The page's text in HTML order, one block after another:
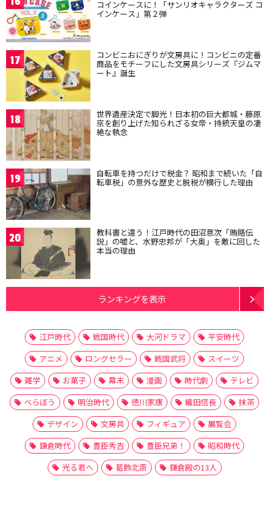
コインケースに！「サンリオキャラクターズ コ
インケース」第２弾
17 コンビニおにぎりが文房具に！コンビニの定番
商品をモチーフにした文房具シリーズ『ジムマ
ート』誕生
18 世界遺産決定で脚光！日本初の巨大都城・藤原
京を創り上げた知られざる女帝・持統天皇の凄
絶な執念
19 自転車を持つだけで税金？ 昭和まで続いた「自
転車税」の意外な歴史と脱税が横行した理由
20 教科書と違う！江戸時代の田沼意次「賄賂伝
説」の嘘と、水野忠邦が「大奥」を敵に回した
本当の理由
ランキングを表示
江戸時代 戦国時代 大河ドラマ
平安時代
アニメ
ロングセラー 戦国武将
スイーツ
雑学
お菓子 幕末 漫画 時代劇
テレビ
べらぼう
明治時代 徳川家康 織田信長
抹茶
デザイン
文房具 フィギュア
展覧会
鎌倉時代
豊臣秀吉 豊臣兄弟！
昭和時代
光る君へ
葛飾北斎 鎌倉殿の13人